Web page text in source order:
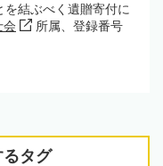
結ぶべく遺贈寄付に
会
所属、登録番号
るタグ